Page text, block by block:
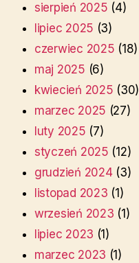
sierpień 2025 (4)
lipiec 2025 (3)
czerwiec 2025 (18)
maj 2025 (6)
kwiecień 2025 (30)
marzec 2025 (27)
luty 2025 (7)
styczeń 2025 (12)
grudzień 2024(3)
listopad 2023 (1)
wrzesień 2023 (1)
lipiec 2023 (1)
marzec 2023 (1)